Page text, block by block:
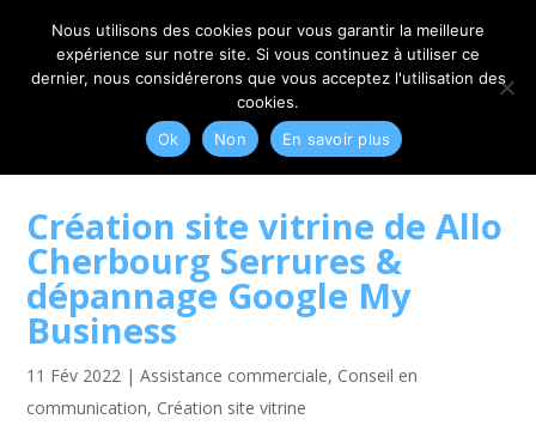
06 79 42 10 00 CONTACT@MYRIAM-CORBET.NET
Création site vitrine de Allo
Cherbourg Serrures &
dépannage Google My
Business
11 Fév 2022 |Assistance commerciale, Conseil en
communication, Création site vitrine
Nous utilisons des cookies pour vous garantir la meilleure
expérience sur notre site. Si vous continuez à utiliser ce
dernier, nous considérerons que vous acceptez l'utilisation des
cookies.
Ok
Non En savoir plus